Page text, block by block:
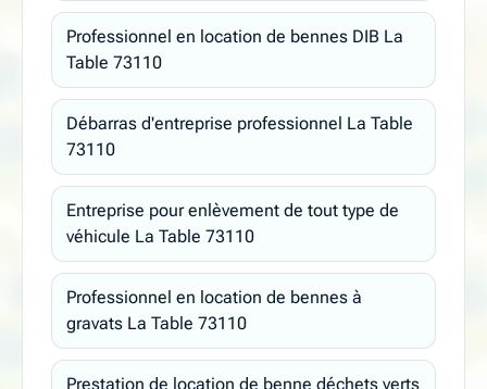
Professionnel en location de bennes DIB La
Table 73110
Débarras d'entreprise professionnel La Table
73110
Entreprise pour enlèvement de tout type de
véhicule La Table 73110
Professionnel en location de bennes à
gravats La Table 73110
Prestation de location de benne déchets verts